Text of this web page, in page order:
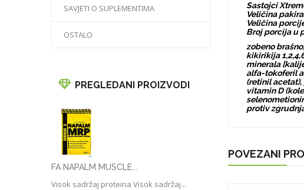
SAVJETI O SUPLEMENTIMA
OSTALO
PREGLEDANI PROIZVODI
FA NAPALM MUSCLE...
Visok sadržaj proteina Visok sadržaj...
Sastojci
Veličina
Veličina
Broj porcija u
zobeno
kikirikija
minerala
alfa-tokoferil
(retinil
vitamin D
protiv
POVEZANI